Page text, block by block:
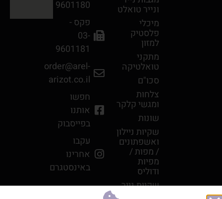
ונײר טואלט
מיכלי
פלסטיק
למזון
מתקני
טואלטיקה
סכו"ם
צלחות
ומגשי קלקר
שונות
שקיות ניילון
ואשפתונים
/ מפות /
מפיות
ודוליס
שקיות נייר
9601180
פקס -
03-
9601181
order@arel-
arizot.co.il
חפשו
אותנו
בפייסבוק
עקבו
אחרינו
באינסטגרם